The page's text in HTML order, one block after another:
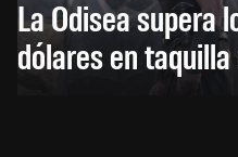
La Odisea supera
dólares en